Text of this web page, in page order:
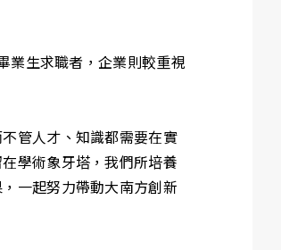
業生求職者，企業則較重視
管人才、知識都需要在實
學術象牙塔，我們所培養
一起努力帶動大南方創新